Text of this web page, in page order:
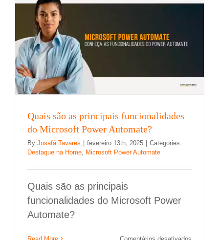
com
Quais são as principais funcionalidades
do Microsoft Power Automate?
By Josafá Tavares fevereiro 13th, 2025
Categories:
Destaque na Home, Microsoft Power Automate
Quais são as principais
funcionalidades do Microsoft Power
Automate?
Exemplos de fluxos de trabalho com o
Microsoft Power Automate